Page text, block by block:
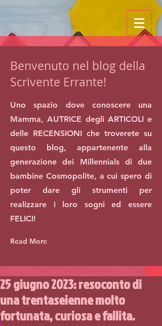
Benvenuto nel blog della
Scrivente Errante!
Uno spazio dove conoscere una
Mamma, AUTRICE degli ARTICOLI e
delle RECENSIONI che troverete su
questo blog, appartenente alla
generazione dei Millennials di due
bambine Cosmopolite, a cui spero di
poter dare gli strumenti per
realizzare i loro sogni ed essere
FELICI!
Read More
25 giugno 2023: resoconto di
una trentaseienne molto
fortunata, curiosa e fallita.